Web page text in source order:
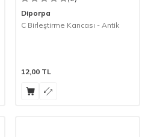
Diporpa
C Birleştirme Kancası - Antik
12,00 TL